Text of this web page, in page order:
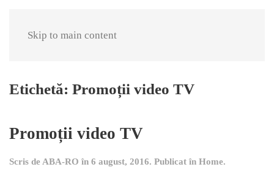
Skip to main content
Etichetă: Promoții video TV
Promoții video TV
Scris de ABA-RO în 6 august, 2016. Publicat în Home.